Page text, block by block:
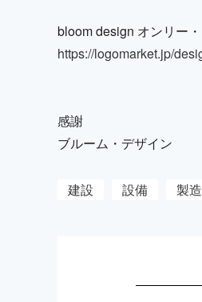
bloom design オンリー
https://logomarket.jp/
感謝
ブルーム・デザイン
建設 設備 製造